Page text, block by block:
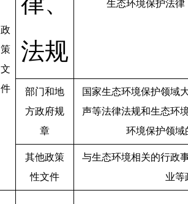
政
策
文
件
法规
生态环境保护法
部门和地
方政府规
章
国家生态环境保护领域
声等法律法规和生态环
环境保护领域
其他政策
性文件
与生态环境相关的行政
业等